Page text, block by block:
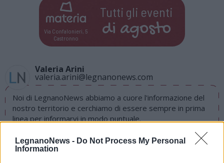
LegnanoNews - Do Not Process My Personal
Information
Via Confalonieri, 5
Castronno
Tutti gli eventi
di agosto
Valeria Arini
valeria.arini@legnanonews.com
Noi di LegnanoNews abbiamo a cuore l'informazione del
nostro territorio e cerchiamo di essere sempre in prima
linea per informarvi in modo puntuale.
LEGGI ANCHE